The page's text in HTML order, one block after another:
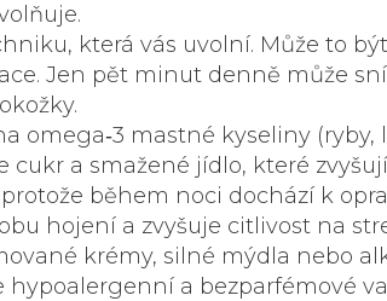
která vás uvolní. Může to
Jen pět minut denně může
omega‑3 mastné kyseliny
a smažené jídlo, které
během noci dochází k
hojení a zvyšuje citlivost na
krémy, silné mýdla nebo
a bezparfémové